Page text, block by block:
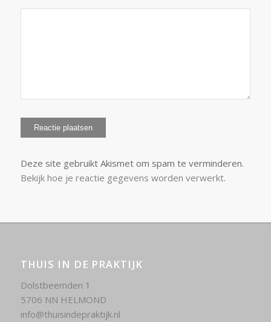
Deze site gebruikt Akismet om spam te verminderen.
Bekijk hoe je reactie gegevens worden verwerkt.
THUIS IN DE PRAKTIJK
Dolstbeemden 1
5706 NN HELMOND
info@thuisindepraktijk.nl